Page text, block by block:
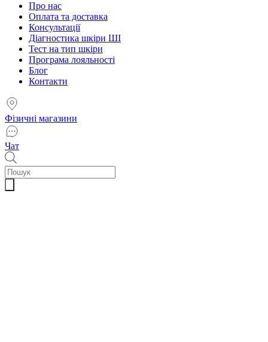
Про нас
Оплата та доставка
Консультації
Діагностика шкіри ШІ
Тест на тип шкіри
Програма лояльності
Блог
Контакти
Фізичні магазини
Чат
Пошук
товарів